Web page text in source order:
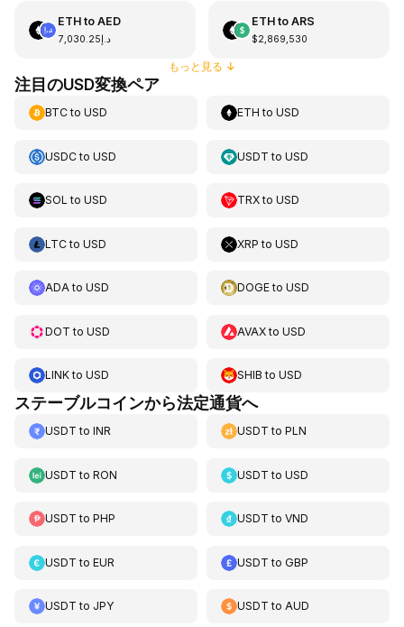
ETHto AED
د.إ7,030.25
ETHto ARS
$2,869,530
もっと見る ↓
注目のUSD変換ペア
BTCto USD ETH toUSD
USDCto USD USDT toUSD
SOL to USD TRXtoUSD
LTCto USD XRP toUSD
ADAto USD DOGEtoUSD
DOT to USD AVAXtoUSD
LINKto USD SHIB toUSD
ステーブルコインから法定通貨へ
USDT to INR USDT toPLN
USDT to RON USDT toUSD
USDT to PHP USDT toVND
USDT to EUR USDT toGBP
USDT to JPY USDT toAUD